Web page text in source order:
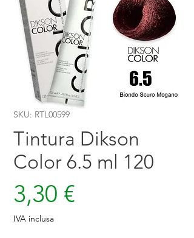
SKU: RTL00599
Tintura Dikson
Color 6.5 ml 120
3,30 €
IVA inclusa